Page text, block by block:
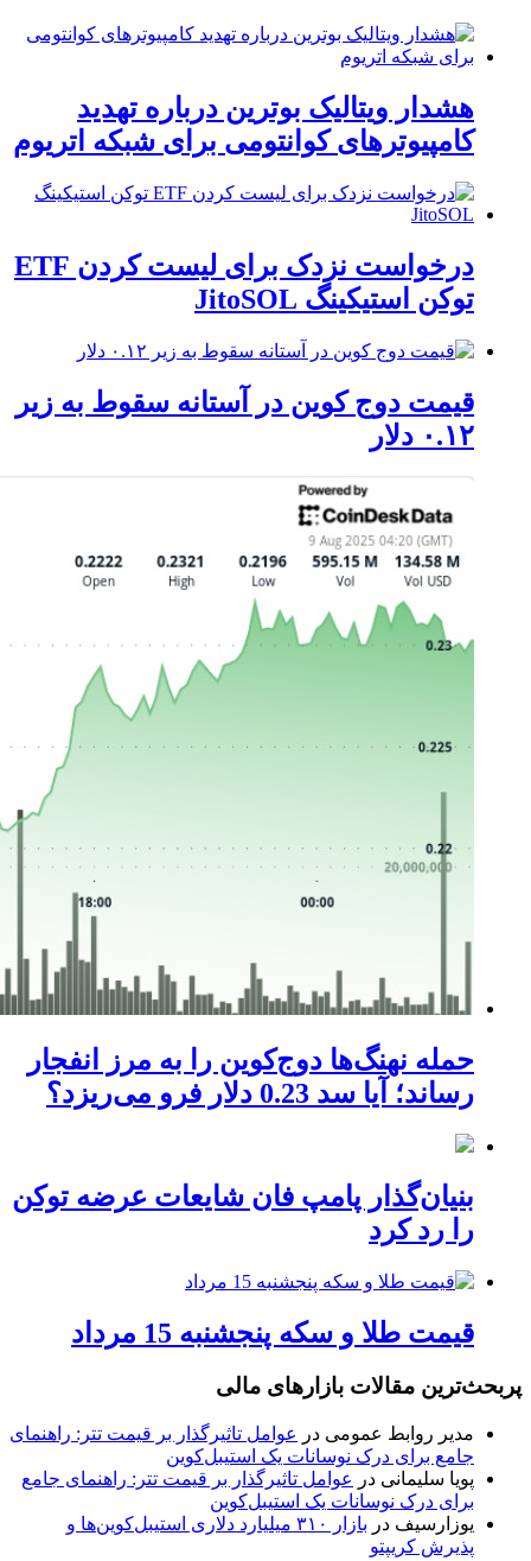
هشدار ویتالیک بوترین درباره تهدید
کامپیوترهای کوانتومی برای شبکه اتریوم
درخواست نزدک برای لیست کردن ETF
توکن استیکینگ JitoSOL
قیمت دوج کوین در آستانه سقوط به زیر
۰.۱۲ دلار
حمله نهنگ‌ها دوج‌کوین را به مرز انفجار
رساند؛ آیا سد 0.23 دلار فرو می‌ریزد؟
بنیان‌گذار پامپ فان شایعات عرضه توکن
را رد کرد
قیمت طلا و سکه پنجشنبه 15 مرداد
پربحث‌ترین مقالات بازارهای مالی
مدیر روابط عمومی در
عوامل تاثیرگذار بر قیمت تتر: راهنمای
جامع برای درک نوسانات یک استیبل‌کوین
پویا سلیمانی در
عوامل تاثیرگذار بر قیمت تتر: راهنمای جامع
برای درک نوسانات یک استیبل‌کوین
یوزارسیف در
بازار ۳۱۰ میلیارد دلاری استیبل‌کوین‌ها و
پذیرش کریپتو